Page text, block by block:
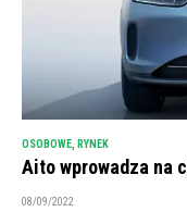
OSOBOWE, RYNEK
Aito wprowadza na
08/09/2022